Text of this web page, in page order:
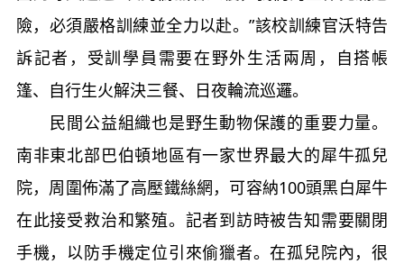
險，必須嚴格訓練並全力以赴。”該校訓練官沃特告
訴記者，受訓學員需要在野外生活兩周，自搭帳
篷、自行生火解決三餐、日夜輪流巡邏。
民間公益組織也是野生動物保護的重要力量。
南非東北部巴伯頓地區有一家世界最大的犀牛孤兒
院，周圍佈滿了高壓鐵絲網，可容納100頭黑白犀牛
在此接受救治和繁殖。記者到訪時被告知需要關閉
手機，以防手機定位引來偷獵者。在孤兒院內，很